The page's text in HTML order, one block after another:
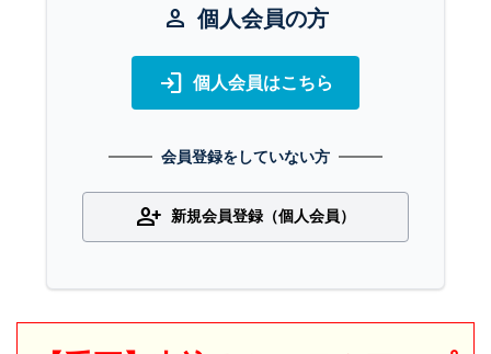
person 個人会員の方
login 個人会員はこちら
会員登録をしていない方
person_add 新規会員登録（個人会員）